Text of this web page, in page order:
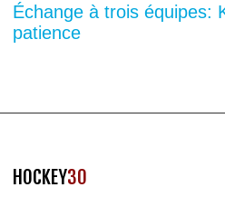
Échange à trois équipes:
patience
HOCKEY30